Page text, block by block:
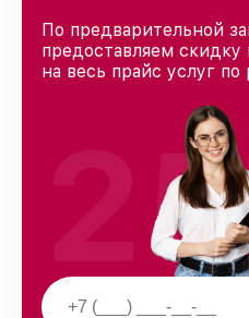
По предварительной
предоставляем скидку
на весь прайс услуг по
25